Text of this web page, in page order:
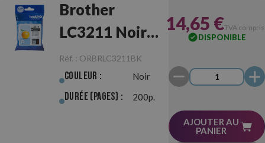
Brother
LC3211 Noir
Originale
Réf. : ORBRLC3211BK
Couleur : Noir
Durée (pages) : 200p.
14,65 €TVA
DISPONIBLE
AJOUTER AU
PANIER